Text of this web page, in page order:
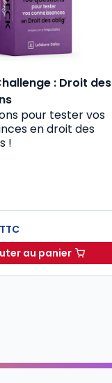
: Droit des
pour tester vos
en droit des
!
TTC
au panier